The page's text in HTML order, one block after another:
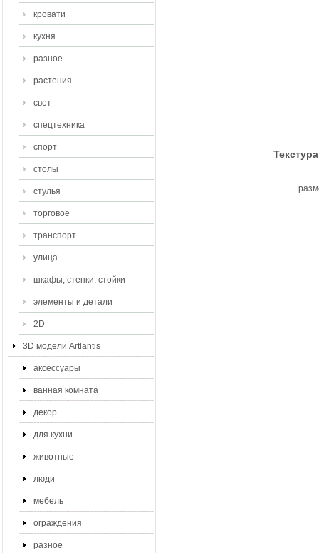
кровати
кухня
разное
растения
свет
спецтехника
спорт
столы
стулья
торговое
транспорт
улица
шкафы, стенки, стойки
элементы и детали
2D
3D модели Artlantis
аксессуары
ванная комната
декор
для кухни
животные
люди
мебель
ограждения
разное